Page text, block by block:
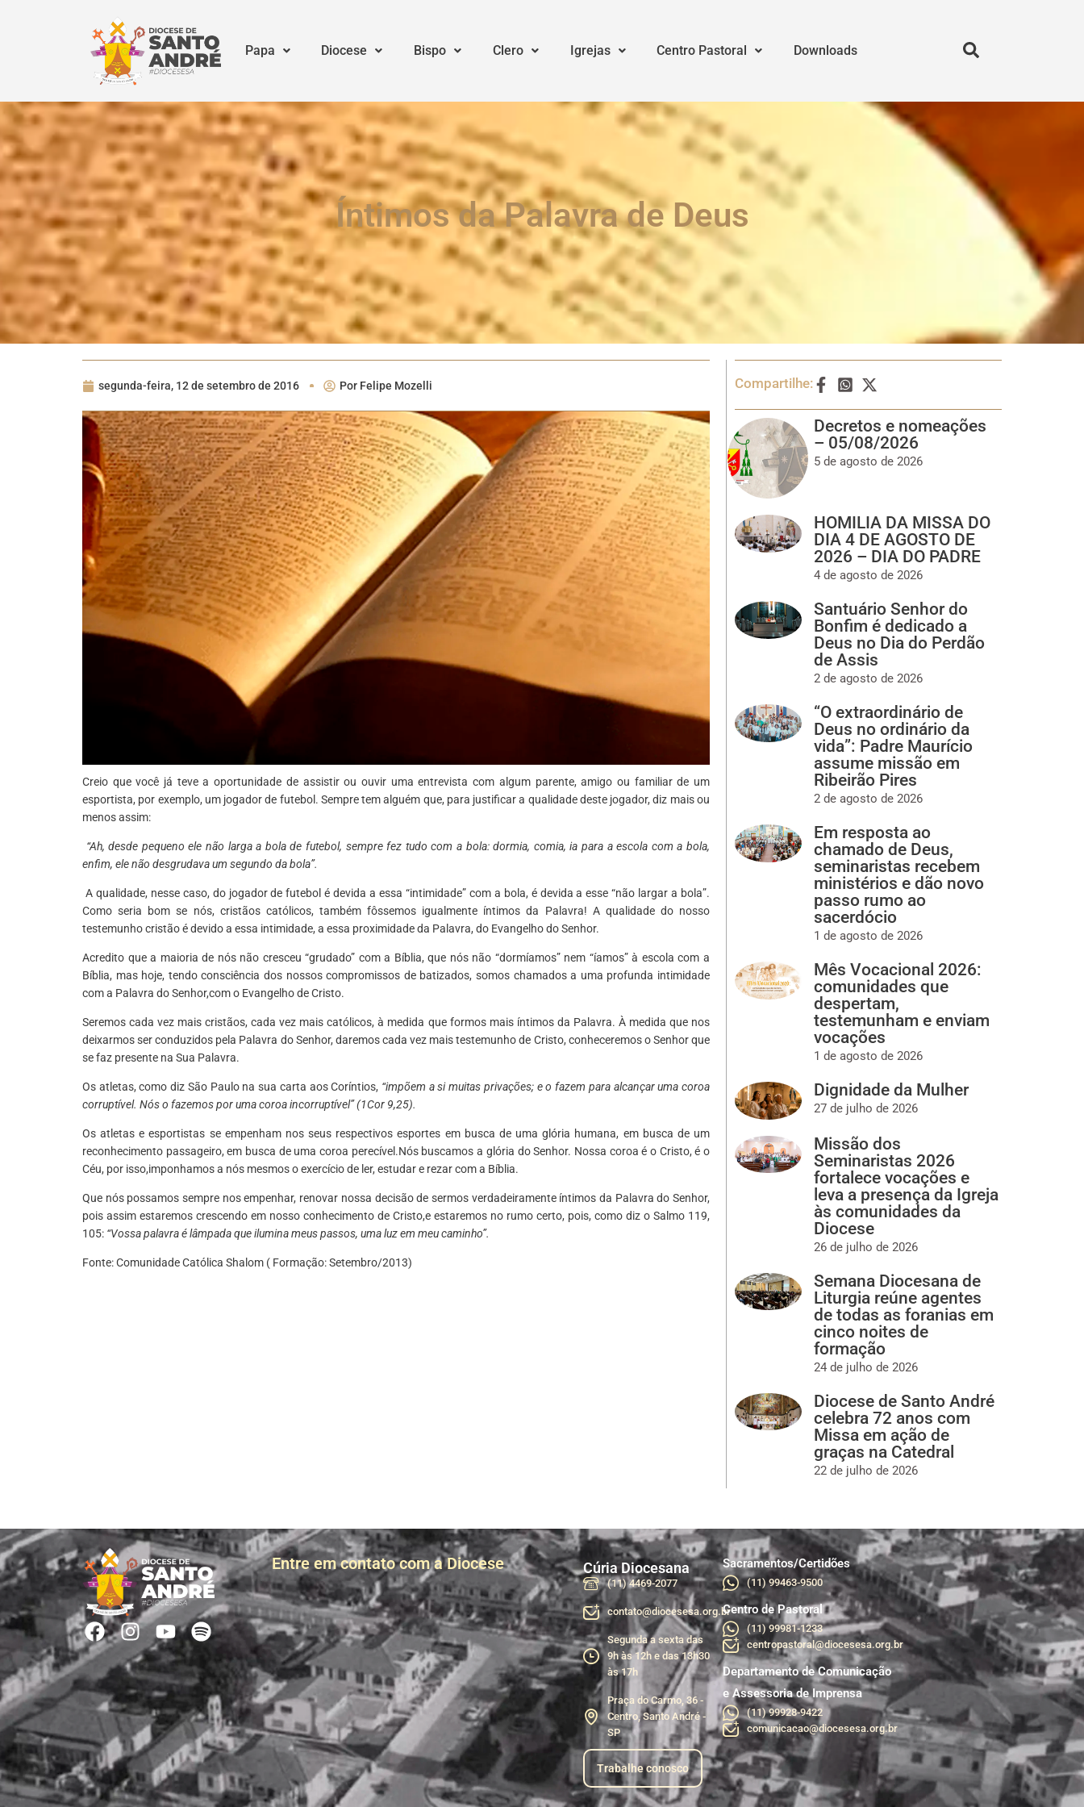
Papa Diocese Bispo Clero Igrejas Centro Pastoral Downloads
Íntimos da Palavra de Deus
segunda-feira, 12 de setembro de 2016 Por Felipe Mozelli
Creio que você já teve a oportunidade de assistir ou ouvir uma entrevista com algum parente, amigo ou familiar de um
esportista, por exemplo, um jogador de futebol. Sempre tem alguém que, para justificar a qualidade deste jogador, diz mais ou
menos assim:
“Ah, desde pequeno ele não larga a bola de futebol, sempre fez tudo com a bola: dormia, comia, ia para a escola com a bola,
enfim, ele não desgrudava um segundo da bola”.
A qualidade, nesse caso, do jogador de futebol é devida a essa “intimidade” com a bola, é devida a esse “não largar a bola”.
Como seria bom se nós, cristãos católicos, também fôssemos igualmente íntimos da Palavra! A qualidade do nosso
testemunho cristão é devido a essa intimidade, a essa proximidade da Palavra, do Evangelho do Senhor.
Acredito que a maioria de nós não cresceu “grudado” com a Bíblia, que nós não “dormíamos” nem “íamos” à escola com a
Bíblia, mas hoje, tendo consciência dos nossos compromissos de batizados, somos chamados a uma profunda intimidade
com a Palavra do Senhor,com o Evangelho de Cristo.
Seremos cada vez mais cristãos, cada vez mais católicos, à medida que formos mais íntimos da Palavra. À medida que nos
deixarmos ser conduzidos pela Palavra do Senhor, daremos cada vez mais testemunho de Cristo, conheceremos o Senhor que
se faz presente na Sua Palavra.
Os atletas, como diz São Paulo na sua carta aos Coríntios, “impõem a si muitas privações; e o fazem para alcançar uma coroa
corruptível. Nós o fazemos por uma coroa incorruptível” (1Cor 9,25).
Os atletas e esportistas se empenham nos seus respectivos esportes em busca de uma glória humana, em busca de um
reconhecimento passageiro, em busca de uma coroa perecível.Nós buscamos a glória do Senhor. Nossa coroa é o Cristo, é o
Céu, por isso,imponhamos a nós mesmos o exercício de ler, estudar e rezar com a Bíblia.
Que nós possamos sempre nos empenhar, renovar nossa decisão de sermos verdadeiramente íntimos da Palavra do Senhor,
pois assim estaremos crescendo em nosso conhecimento de Cristo,e estaremos no rumo certo, pois, como diz o Salmo 119,
105: “Vossa palavra é lâmpada que ilumina meus passos, uma luz em meu caminho”.
Fonte: Comunidade Católica Shalom ( Formação: Setembro/2013)
Compartilhe:
Decretos e nomeações
– 05/08/2026
5 de agosto de 2026
HOMILIA DA MISSA DO
DIA 4 DE AGOSTO DE
2026 – DIA DO PADRE
4 de agosto de 2026
Santuário Senhor do
Bonfim é dedicado a
Deus no Dia do Perdão
de Assis
2 de agosto de 2026
“O extraordinário de
Deus no ordinário da
vida”: Padre Maurício
assume missão em
Ribeirão Pires
2 de agosto de 2026
Em resposta ao
chamado de Deus,
seminaristas recebem
ministérios e dão novo
passo rumo ao
sacerdócio
1 de agosto de 2026
Mês Vocacional 2026:
comunidades que
despertam,
testemunham e enviam
vocações
1 de agosto de 2026
Dignidade da Mulher
27 de julho de 2026
Missão dos
Seminaristas 2026
fortalece vocações e
leva a presença da Igreja
às comunidades da
Diocese
26 de julho de 2026
Semana Diocesana de
Liturgia reúne agentes
de todas as foranias em
cinco noites de
formação
24 de julho de 2026
Diocese de Santo André
celebra 72 anos com
Missa em ação de
graças na Catedral
22 de julho de 2026
Entre em contato com a Diocese Cúria Diocesana
(11) 4469-2077
contato@diocesesa.org.br
Segunda a sexta das
9h às 12h e das 13h30
às 17h
Praça do Carmo, 36 -
Centro, Santo André -
SP
Trabalhe conosco
Sacramentos/Certidões
(11) 99463-9500
Centro de Pastoral
(11) 99981-1233
centropastoral@diocesesa.org.br
Departamento de Comunicação
e Assessoria de Imprensa
(11) 99928-9422
comunicacao@diocesesa.org.br